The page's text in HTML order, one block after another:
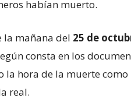
habían muerto.
la mañana del 25 de
consta en los
la hora de la muerte como
real.